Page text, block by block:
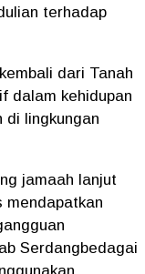
terhadap
dari Tanah
dalam kehidupan
lingkungan
jamaah lanjut
mendapatkan
Serdangbedagai